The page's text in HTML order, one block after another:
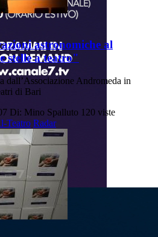
astronomiche al
a teatro"
dall’Associazione Andromeda in
di Bari
Di: Mino Spalluto 120 viste
Teatro Radar